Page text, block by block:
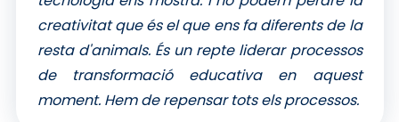
creativitat que és el que ens fa diferents de la
resta d'animals. És un repte liderar processos
de transformació educativa en aquest
moment. Hem de repensar tots els processos.